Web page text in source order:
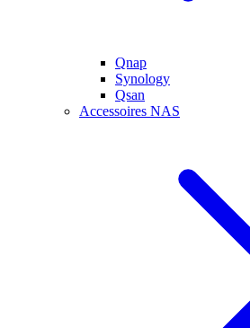
Qnap
Synology
Qsan
Accessoires NAS